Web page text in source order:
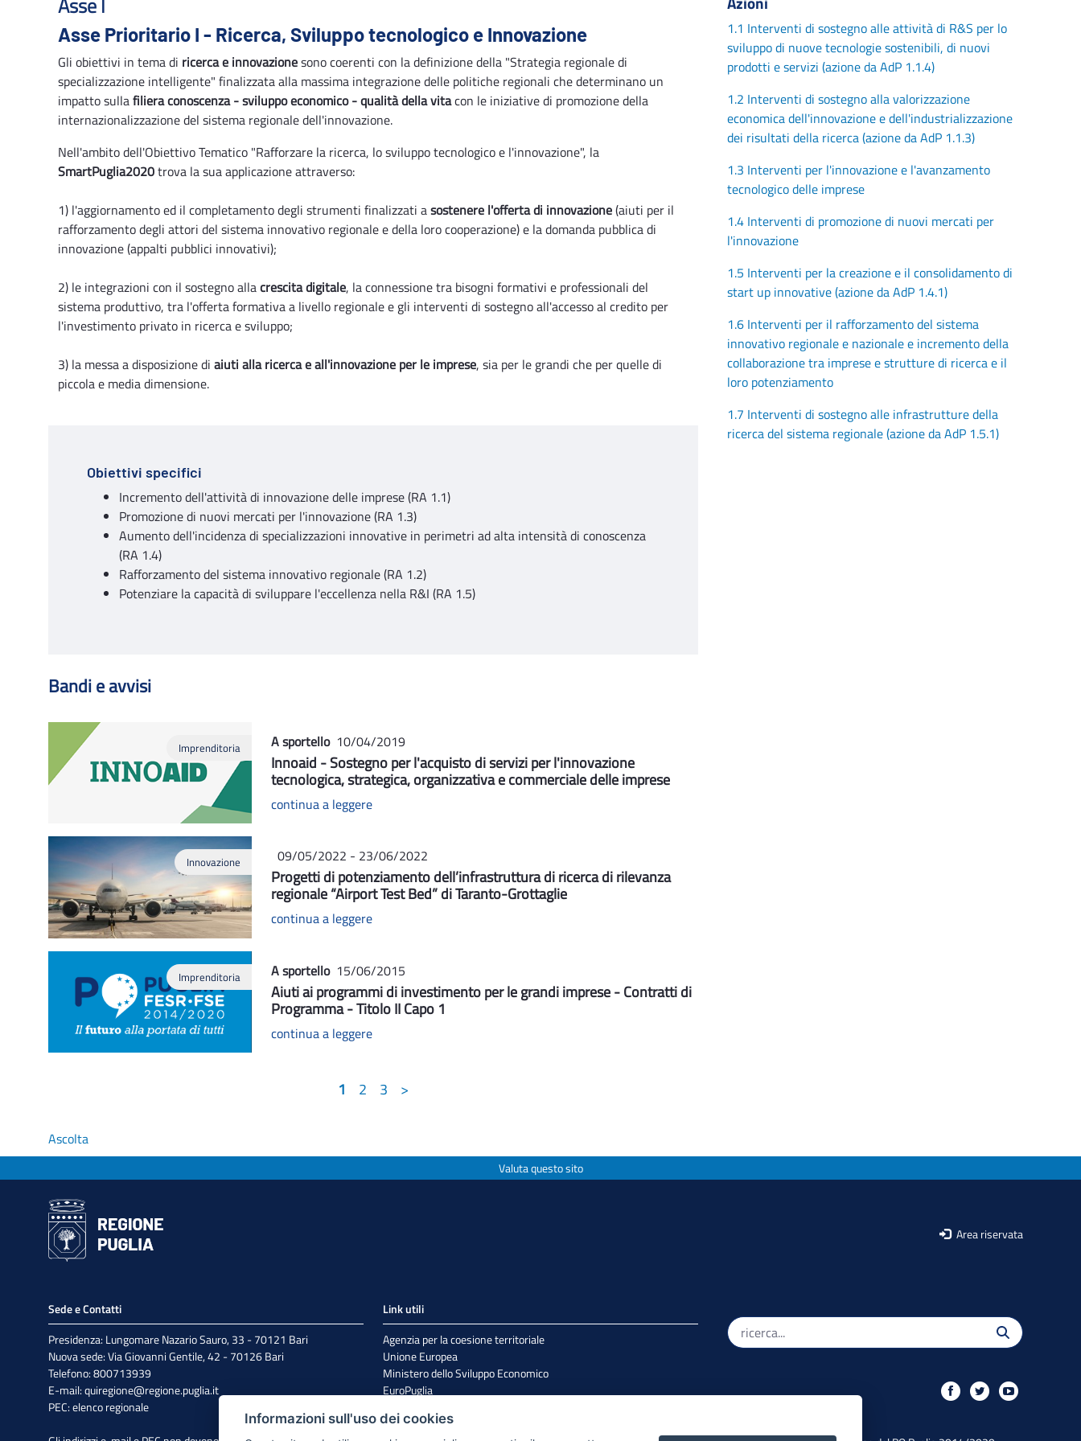
Asse Prioritario I - Ricerca, Sviluppo tecnologico e Innovazione
Gli obiettivi in tema di ricerca e innovazionesono coerenti con la definizione della "Strategia regionale di
specializzazione intelligente" finalizzata alla massima integrazione delle politiche regionali che determinano un
impatto sullafiliera conoscenza - sviluppo economico - qualità della vitacon le iniziative di promozione della
internazionalizzazione del sistema regionale dell'innovazione.
Nell'ambito dell'Obiettivo Tematico "Rafforzare la ricerca, lo sviluppo tecnologico e l'innovazione", la
SmartPuglia2020trova la sua applicazione attraverso:
1) l'aggiornamento ed il completamento degli strumenti finalizzati asostenere l'offerta di innovazione(aiuti per il
rafforzamento degli attori del sistema innovativo regionale e della loro cooperazione) e la domanda pubblica di
innovazione (appalti pubblici innovativi);
2) le integrazioni con il sostegno allacrescita digitale, la connessione tra bisogni formativi e professionali del
sistema produttivo, tra l'offerta formativa a livello regionale e gli interventi di sostegno all'accesso al credito per
l'investimento privato in ricerca e sviluppo;
3) la messa a disposizione di aiuti alla ricerca e all'innovazione per le imprese, sia per le grandi che per quelle di
piccola e media dimensione.
Obiettivi specifici
Incremento dell'attività di innovazione delle imprese (RA 1.1)
Promozione di nuovi mercati per l'innovazione (RA 1.3)
Aumento dell'incidenza di specializzazioni innovative in perimetri ad alta intensità di conoscenza
(RA 1.4)
Rafforzamento del sistema innovativo regionale (RA 1.2)
Potenziare la capacità di sviluppare l'eccellenza nella R&I (RA 1.5)
Bandi e avvisi
Imprenditoria A sportello 10/04/2019
Innoaid - Sostegno per l'acquisto di servizi per l'innovazione
tecnologica, strategica, organizzativa e commerciale delle imprese
continua a leggere
Innovazione 09/05/2022 - 23/06/2022
Progetti di potenziamento dell’infrastruttura di ricerca di rilevanza
regionale “Airport Test Bed” di Taranto-Grottaglie
continua a leggere
Imprenditoria A sportello 15/06/2015
Aiuti ai programmi di investimento per le grandi imprese - Contratti di
Programma - Titolo II Capo 1
continua a leggere
1 2 3 >
1.1 Interventi di sostegno alle attività di R&S per lo
sviluppo di nuove tecnologie sostenibili, di nuovi
prodotti e servizi (azione da AdP 1.1.4)
1.2 Interventi di sostegno alla valorizzazione
economica dell'innovazione e dell'industrializzazione
dei risultati della ricerca (azione da AdP 1.1.3)
1.3 Interventi per l'innovazione e l'avanzamento
tecnologico delle imprese
1.4 Interventi di promozione di nuovi mercati per
l'innovazione
1.5 Interventi per la creazione e il consolidamento di
start up innovative (azione da AdP 1.4.1)
1.6 Interventi per il rafforzamento del sistema
innovativo regionale e nazionale e incremento della
collaborazione tra imprese e strutture di ricerca e il
loro potenziamento
1.7 Interventi di sostegno alle infrastrutture della
ricerca del sistema regionale (azione da AdP 1.5.1)
Ascolta
Valuta questo sito
Area riservata
Sede e Contatti
Presidenza: Lungomare Nazario Sauro, 33 - 70121 Bari
Nuova sede: Via Giovanni Gentile, 42 - 70126 Bari
Telefono: 800713939
E-mail:quiregione@regione.puglia.it
PEC:elenco regionale
Link utili
Agenzia per la coesione territoriale
Unione Europea
Ministero dello Sviluppo Economico
EuroPuglia
Sistema Puglia
Informazioni sull'uso dei cookies